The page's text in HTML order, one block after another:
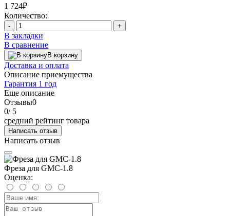
1 724₽
Количество:
- +
В закладки
В сравнение
В корзину
Доставка и оплата
Описание приемущества
Гарантия 1 год
Еще описание
Отзывы0
0/ 5
средний рейтинг товара
Написать отзыв
Написать отзыв
Фреза для GMC-1.8
Оценка: